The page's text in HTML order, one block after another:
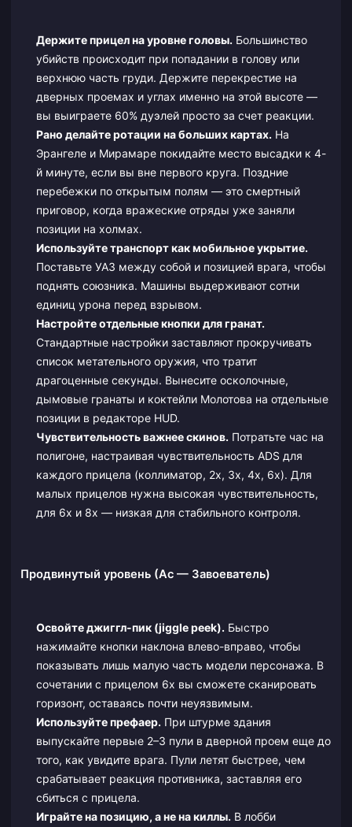
Держите прицел на уровне головы. Большинство
убийств происходит при попадании в голову или
верхнюю часть груди. Держите перекрестие на
дверных проемах и углах именно на этой высоте —
вы выиграете 60% дуэлей просто за счет реакции.
Рано делайте ротации на больших картах. На
Эрангеле и Мирамаре покидайте место высадки к 4-
й минуте, если вы вне первого круга. Поздние
перебежки по открытым полям — это смертный
приговор, когда вражеские отряды уже заняли
позиции на холмах.
Используйте транспорт как мобильное укрытие.
Поставьте УАЗ между собой и позицией врага, чтобы
поднять союзника. Машины выдерживают сотни
единиц урона перед взрывом.
Настройте отдельные кнопки для гранат.
Стандартные настройки заставляют прокручивать
список метательного оружия, что тратит
драгоценные секунды. Вынесите осколочные,
дымовые гранаты и коктейли Молотова на отдельные
позиции в редакторе HUD.
Чувствительность важнее скинов. Потратьте час на
полигоне, настраивая чувствительность ADS для
каждого прицела (коллиматор, 2x, 3x, 4x, 6x). Для
малых прицелов нужна высокая чувствительность,
для 6x и 8x — низкая для стабильного контроля.
Продвинутый уровень (Ас — Завоеватель)
Освойте джиггл-пик (jiggle peek). Быстро
нажимайте кнопки наклона влево-вправо, чтобы
показывать лишь малую часть модели персонажа. В
сочетании с прицелом 6x вы сможете сканировать
горизонт, оставаясь почти неуязвимым.
Используйте префаер. При штурме здания
выпускайте первые 2–3 пули в дверной проем еще до
того, как увидите врага. Пули летят быстрее, чем
срабатывает реакция противника, заставляя его
сбиться с прицела.
Играйте на позицию, а не на киллы. В лобби